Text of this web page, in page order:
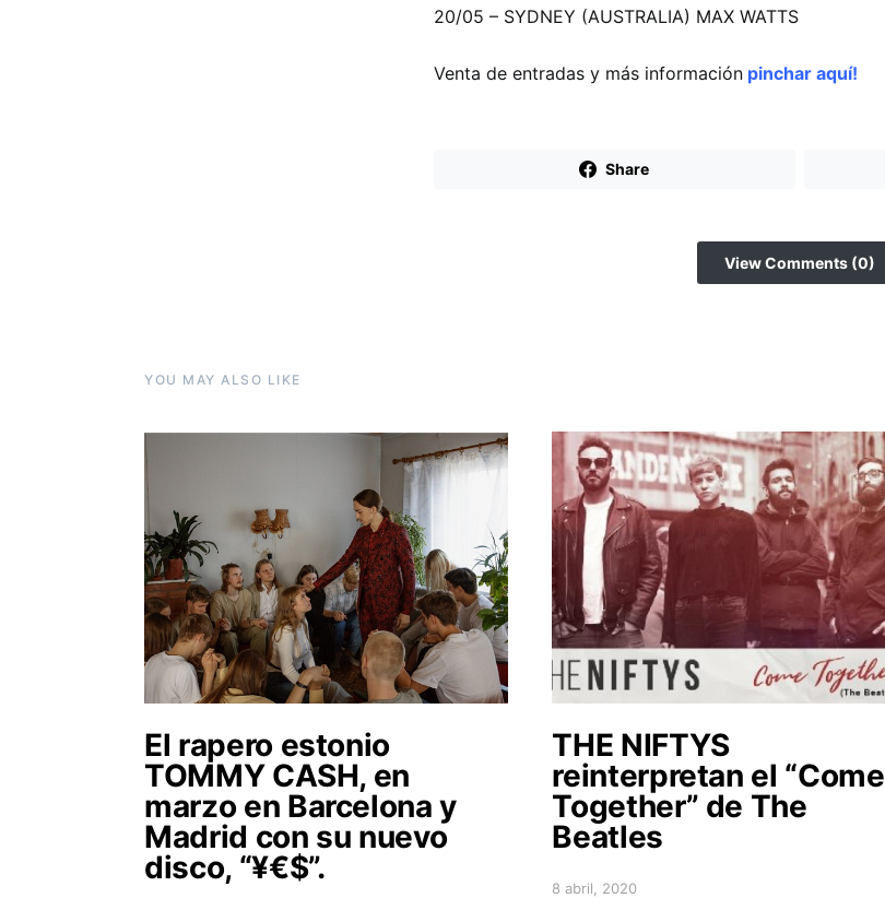
20/05 – SYDNEY (AUSTRALIA) MAX WATTS
Venta de entradas y más información pinchar aquí!
Share
View Comments (0)
YOU MAY ALSO LIKE
El rapero estonio
TOMMY CASH, en
marzo en Barcelona y
Madrid con su nuevo
disco, “¥€$”.
THE NIFTYS
reinterpretan el “Come
Together” de The
Beatles
Posted on
8 abril, 2020